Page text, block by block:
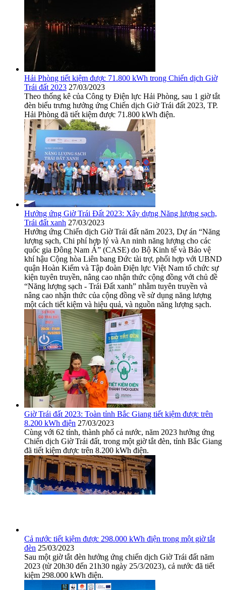
Hải Phòng tiết kiệm được 71.800 kWh trong Chiến dịch Giờ
Trái đất 2023 27/03/2023
Theo thống kê của Công ty Điện lực Hải Phòng, sau 1 giờ tắt
đèn biểu trưng hưởng ứng Chiến dịch Giờ Trái đất 2023, TP.
Hải Phòng đã tiết kiệm được 71.800 kWh điện.
Hưởng ứng Giờ Trái Đất 2023: Xây dựng Năng lượng sạch,
Trái đất xanh 27/03/2023
Hưởng ứng Chiến dịch Giờ Trái đất năm 2023, Dự án “Năng
lượng sạch, Chi phí hợp lý và An ninh năng lượng cho các
quốc gia Đông Nam Á” (CASE) do Bộ Kinh tế và Bảo vệ
khí hậu Cộng hòa Liên bang Đức tài trợ, phối hợp với UBND
quận Hoàn Kiếm và Tập đoàn Điện lực Việt Nam tổ chức sự
kiện tuyên truyền, nâng cao nhận thức cộng đồng với chủ đề
“Năng lượng sạch - Trái Đất xanh” nhằm tuyên truyền và
nâng cao nhận thức của cộng đồng về sử dụng năng lượng
một cách tiết kiệm và hiệu quả, và nguồn năng lượng sạch.
Giờ Trái đất 2023: Toàn tỉnh Bắc Giang tiết kiệm được trên
8.200 kWh điện 27/03/2023
Cùng với 62 tỉnh, thành phố cả nước, năm 2023 hưởng ứng
Chiến dịch Giờ Trái đất, trong một giờ tắt đèn, tỉnh Bắc Giang
đã tiết kiệm được trên 8.200 kWh điện.
Cả nước tiết kiệm được 298.000 kWh điện trong một giờ tắt
đèn 25/03/2023
Sau một giờ tắt đèn hưởng ứng chiến dịch Giờ Trái đất năm
2023 (từ 20h30 đến 21h30 ngày 25/3/2023), cả nước đã tiết
kiệm 298.000 kWh điện.